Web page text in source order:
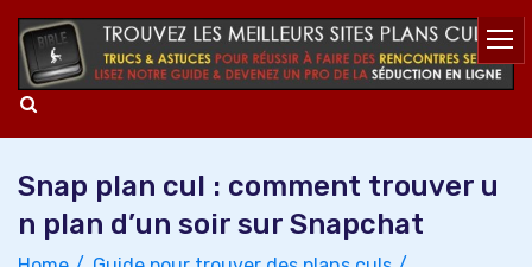
Skip
content
Snap plan cul : comment trouver u
n plan d’un soir sur Snapchat